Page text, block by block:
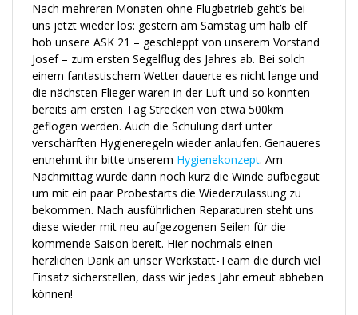
Nach mehreren Monaten ohne Flugbetrieb geht’s bei
uns jetzt wieder los: gestern am Samstag um halb elf
hob unsere ASK 21 – geschleppt von unserem Vorstand
Josef – zum ersten Segelflug des Jahres ab. Bei solch
einem fantastischem Wetter dauerte es nicht lange und
die nächsten Flieger waren in der Luft und so konnten
bereits am ersten Tag Strecken von etwa 500km
geflogen werden. Auch die Schulung darf unter
verschärften Hygieneregeln wieder anlaufen. Genaueres
entnehmt ihr bitte unserem Hygienekonzept. Am
Nachmittag wurde dann noch kurz die Winde aufbegaut
um mit ein paar Probestarts die Wiederzulassung zu
bekommen. Nach ausführlichen Reparaturen steht uns
diese wieder mit neu aufgezogenen Seilen für die
kommende Saison bereit. Hier nochmals einen
herzlichen Dank an unser Werkstatt-Team die durch viel
Einsatz sicherstellen, dass wir jedes Jahr erneut abheben
können!